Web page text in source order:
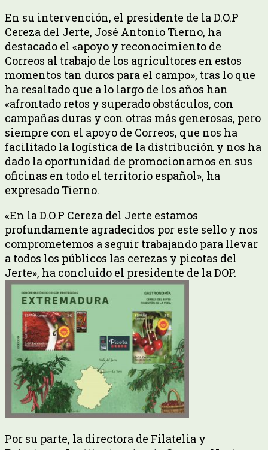
En su intervención, el presidente de la D.O.P
Cereza del Jerte, José Antonio Tierno, ha
destacado el «apoyo y reconocimiento de
Correos al trabajo de los agricultores en estos
momentos tan duros para el campo», tras lo que
ha resaltado que a lo largo de los años han
«afrontado retos y superado obstáculos, con
campañas duras y con otras más generosas, pero
siempre con el apoyo de Correos, que nos ha
facilitado la logística de la distribución y nos ha
dado la oportunidad de promocionarnos en sus
oficinas en todo el territorio español», ha
expresado Tierno.
«En la D.O.P Cereza del Jerte estamos
profundamente agradecidos por este sello y nos
comprometemos a seguir trabajando para llevar
a todos los públicos las cerezas y picotas del
Jerte», ha concluido el presidente de la DOP.
Por su parte, la directora de Filatelia y